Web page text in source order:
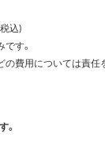
込)
す。
費用については責任
。